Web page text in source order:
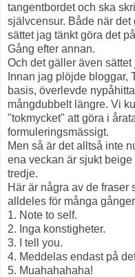
tangentbordet och ska
självcensur. Både när
sättet jag tänkt göra det
Gång efter annan.
Och det gäller även
Innan jag plöjde bloggar,
basis, överlevde
mångdubbelt längre. Vi
"tokmycket" att göra i
formuleringsmässigt.
Men så är det alltså inte
ena veckan är sjukt
tredje.
Här är några av de fraser
alldeles för många
1. Note to self.
2. Inga konstigheter.
3. I tell you.
4. Meddelas endast på
5. Muahahahaha!